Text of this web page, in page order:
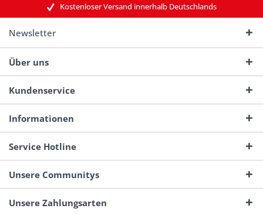
Kostenloser Versand innerhalb Deutschlands
Newsletter
Über uns
Kundenservice
Informationen
Service Hotline
Unsere Communitys
Unsere Zahlungsarten